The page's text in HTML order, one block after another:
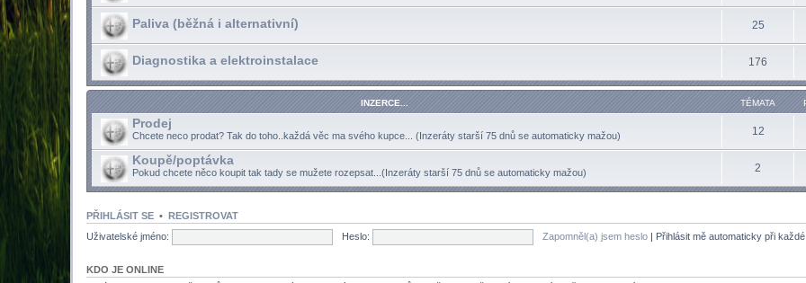
Paliva (běžná i alternativní) 25
Diagnostika a elektroinstalace 176
INZERCE... TÉMATA
Prodej
Chcete neco prodat? Tak do toho..každá věc ma svého kupce... (Inzeráty starší 75 dnů se automaticky mažou) 12
Koupě/poptávka
Pokud chcete něco koupit tak tady se mužete rozepsat...(Inzeráty starší 75 dnů se automaticky mažou) 2
PŘIHLÁSIT SE • REGISTROVAT
Uživatelské jméno:
Heslo: Zapomněl(a) jsem heslo | Přihlásit mě automaticky při
KDO JE ONLINE